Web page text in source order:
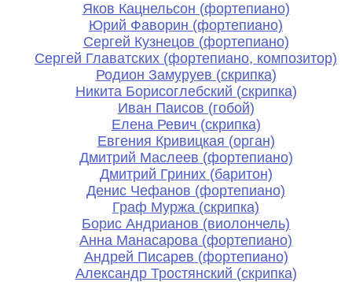
Яков Кацнельсон (фортепиано)
Юрий Фаворин (фортепиано)
Сергей Кузнецов (фортепиано)
Сергей Главатских (фортепиано, композитор)
Родион Замуруев (скрипка)
Никита Борисоглебский (скрипка)
Иван Паисов (гобой)
Елена Ревич (скрипка)
Евгения Кривицкая (орган)
Дмитрий Маслеев (фортепиано)
Дмитрий Гриних (баритон)
Денис Чефанов (фортепиано)
Граф Муржа (скрипка)
Борис Андрианов (виолончель)
Анна Манасарова (фортепиано)
Андрей Писарев (фортепиано)
Александр Тростянский (скрипка)